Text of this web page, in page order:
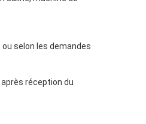
selon les demandes
réception du